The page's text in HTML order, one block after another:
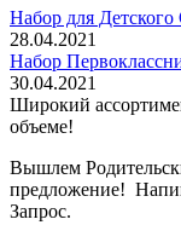
Набор для Детского
28.04.2021
Набор
30.04.2021
Широкий
объеме!
Вышлем
предложение!
Запрос.